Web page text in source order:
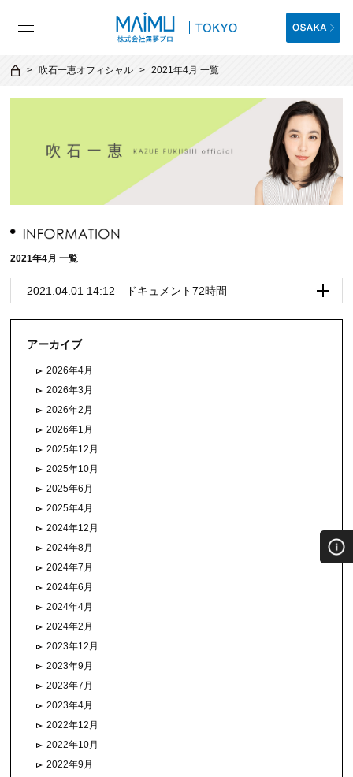
吹石一恵オフィシャル 2021年4月 一覧
2021年4月 一覧
2021.04.01 14:12 ドキュメント72時間
アーカイブ
2026年4月
2026年3月
2026年2月
2026年1月
2025年12月
2025年10月
2025年6月
2025年4月
2024年12月
2024年8月
2024年7月
2024年6月
2024年4月
2024年2月
2023年12月
2023年9月
2023年7月
2023年4月
2022年12月
2022年10月
2022年9月